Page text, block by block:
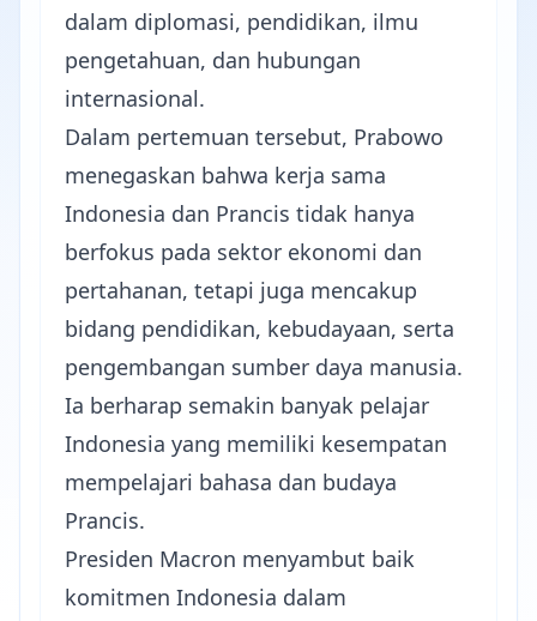
dalam diplomasi, pendidikan, ilmu
pengetahuan, dan hubungan
internasional.
Dalam pertemuan tersebut, Prabowo
menegaskan bahwa kerja sama
Indonesia dan Prancis tidak hanya
berfokus pada sektor ekonomi dan
pertahanan, tetapi juga mencakup
bidang pendidikan, kebudayaan, serta
pengembangan sumber daya manusia.
Ia berharap semakin banyak pelajar
Indonesia yang memiliki kesempatan
mempelajari bahasa dan budaya
Prancis.
Presiden Macron menyambut baik
komitmen Indonesia dalam